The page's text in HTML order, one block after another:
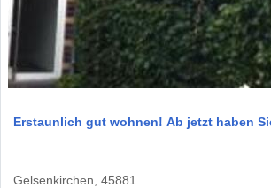
Erstaunlich gut wohnen! Ab jetzt haben
Gelsenkirchen, 45881